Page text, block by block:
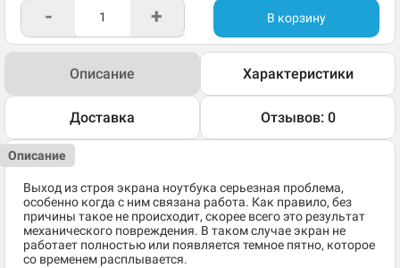
- + В корзину
Описание Характеристики
Доставка Отзывов: 0
Описание
Выход из строя экрана ноутбука серьезная проблема,
особенно когда с ним связана работа. Как правило, без
причины такое не происходит, скорее всего это результат
механического повреждения. В таком случае экран не
работает полностью или появляется темное пятно, которое
со временем расплывается.